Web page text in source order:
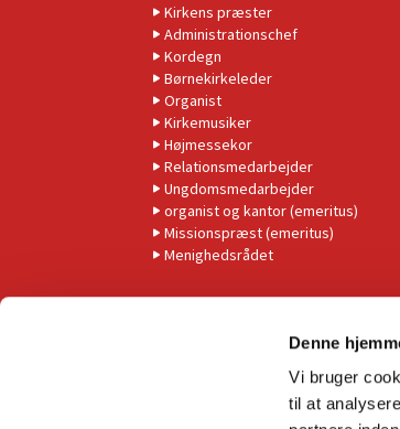
Denne
Vi bruger
til at
Kirkens præster
Administrationschef
Kordegn
Børnekirkeleder
Organist
Kirkemusiker
Højmessekor
Relationsmedarbejder
Ungdomsmedarbejder
organist og kantor (emeritus)
Missionspræst (emeritus)
Menighedsrådet